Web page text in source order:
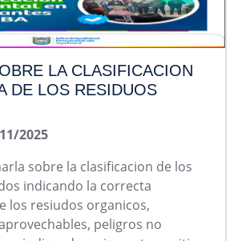
LA CLASIFICACION
DE LOS RESIDUOS
2025
sobre la clasificacion de los
indicando la correcta
los resiudos organicos,
peligros no